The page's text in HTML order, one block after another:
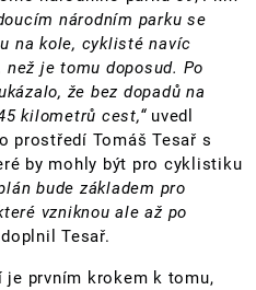
národním parku se
na kole, cyklisté navíc
je tomu doposud. Po
že bez dopadů na
kilometrů cest,“uvedl
prostředí Tomáš Tesař s
by mohly být pro cyklistiku
bude základem pro
vzniknou ale až po
Tesař.
je prvním krokem k tomu,